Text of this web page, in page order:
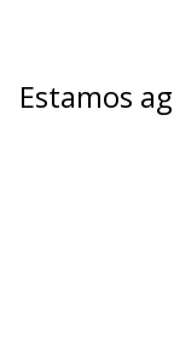
Estamos